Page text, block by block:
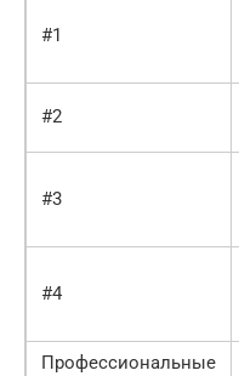
#1
#2
#3
#4
Профессиональные